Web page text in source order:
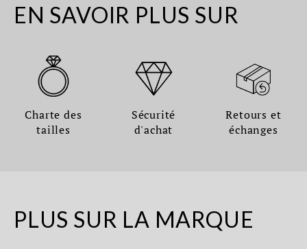
EN SAVOIR PLUS SUR
Charte des
tailles
Sécurité
d'achat
Retours et
échanges
PLUS SUR LA MARQUE